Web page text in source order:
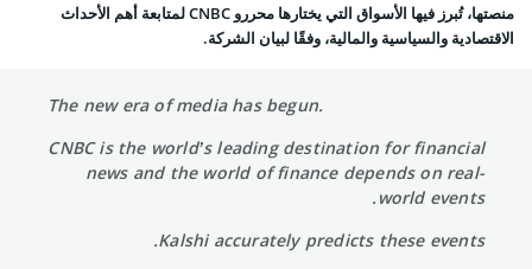
منصتها، تُبرز فيها الأسواق التي يختارها محررو CNBC لمتابعة أهم الأحداث
الاقتصادية والسياسية والمالية، وفقًا لبيان الشركة.
The new era of media has begun.
CNBC is the world’s leading destination for financial
news and the world of finance depends on real-
world events.
Kalshi accurately predicts these events.